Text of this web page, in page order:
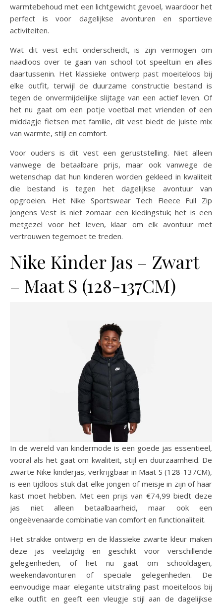
warmtebehoud met een lichtgewicht gevoel, waardoor het
perfect is voor dagelijkse avonturen en sportieve
activiteiten.
Wat dit vest echt onderscheidt, is zijn vermogen om
naadloos over te gaan van school tot speeltuin en alles
daartussenin. Het klassieke ontwerp past moeiteloos bij
elke outfit, terwijl de duurzame constructie bestand is
tegen de onvermijdelijke slijtage van een actief leven. Of
het nu gaat om een potje voetbal met vrienden of een
middagje fietsen met familie, dit vest biedt de juiste mix
van warmte, stijl en comfort.
Voor ouders is dit vest een geruststelling. Niet alleen
vanwege de betaalbare prijs, maar ook vanwege de
wetenschap dat hun kinderen worden gekleed in kwaliteit
die bestand is tegen het dagelijkse avontuur van
opgroeien. Het Nike Sportswear Tech Fleece Full Zip
Jongens Vest is niet zomaar een kledingstuk; het is een
metgezel voor het leven, klaar om elk avontuur met
vertrouwen tegemoet te treden.
Nike Kinder Jas – Zwart
– Maat S (128-137CM)
In de wereld van kindermode is een goede jas essentieel,
vooral als het gaat om kwaliteit, stijl en duurzaamheid. De
zwarte Nike kinderjas, verkrijgbaar in Maat S (128-137CM),
is een tijdloos stuk dat elke jongen of meisje in zijn of haar
kast moet hebben. Met een prijs van €74,99 biedt deze
jas niet alleen betaalbaarheid, maar ook een
ongeëvenaarde combinatie van comfort en functionaliteit.
Het strakke ontwerp en de klassieke zwarte kleur maken
deze jas veelzijdig en geschikt voor verschillende
gelegenheden, of het nu gaat om schooldagen,
weekendavonturen of speciale gelegenheden. De
eenvoudige maar elegante uitstraling past moeiteloos bij
elke outfit en geeft een vleugje stijl aan de dagelijkse